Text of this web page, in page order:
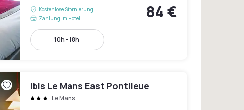
Kostenlose Stornierung
Zahlung im Hotel
84 €
10h - 18h
ibis Le Mans East Pontlieue
Le Mans